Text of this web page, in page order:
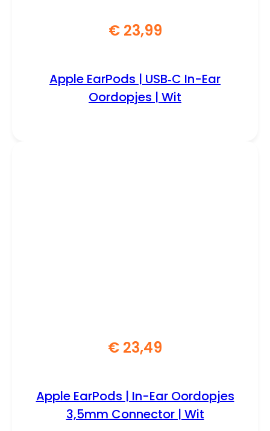
€23,99
Apple EarPods | USB‑C In-Ear
Oordopjes | Wit
€ 23,49
Apple EarPods | In-Ear Oordopjes
3,5mm Connector | Wit